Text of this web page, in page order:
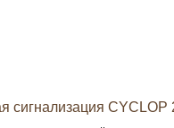
сигнализация CYCLOP